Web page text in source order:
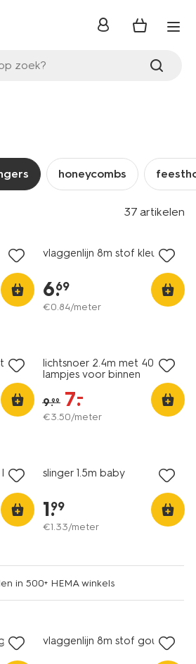
zoek?
inloggen
honeycombs
37 artikelen
vlaggenlijn 8m stof kleur
6.
69
€0.84/meter
lichtsnoer 2.4m met 40
lampjes voor binnen
9.99 7.
–
€3.50/meter
slinger 1.5m baby
1.
99
€1.33/meter
in 500+ HEMA winkels
10m vlaggenlijn 8m stof goud